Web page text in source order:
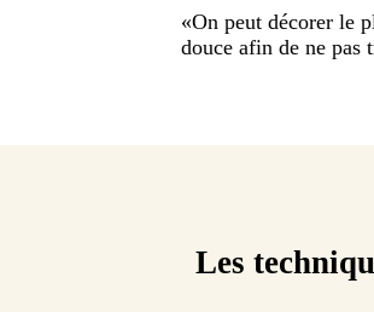
«On peut décorer le
douce afin de ne pas
Les